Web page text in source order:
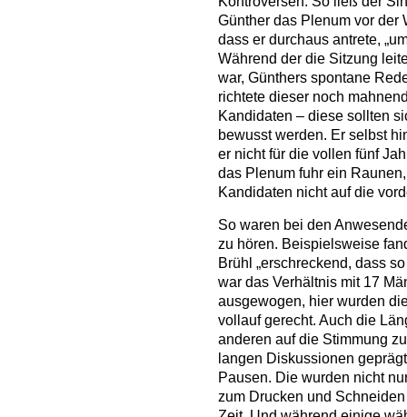
Günther das Plenum vor der
dass er durchaus antrete,
Während der die Sitzung
war, Günthers spontane
richtete dieser noch
Kandidaten – diese sollten
bewusst werden. Er selbst
er nicht für die vollen fünf
das Plenum fuhr ein
Kandidaten nicht auf die
So waren bei den
zu hören. Beispielsweise
Brühl „erschreckend, dass
war das Verhältnis mit 17
ausgewogen, hier wurden
vollauf gerecht. Auch die
anderen auf die Stimmung
langen Diskussionen
Pausen. Die wurden nicht
zum Drucken und